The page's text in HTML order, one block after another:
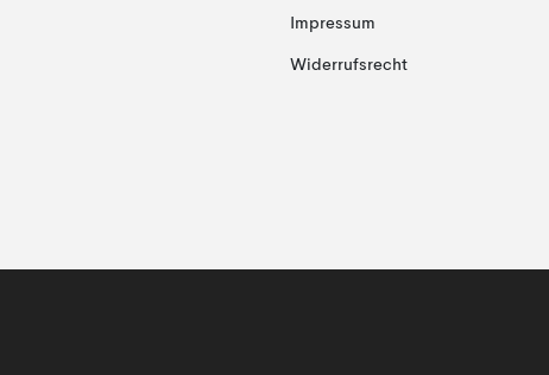
Impressum
Widerrufsrecht